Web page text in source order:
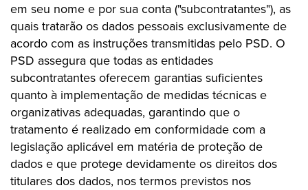
em seu nome e por sua conta ("subcontratantes"), as
quais tratarão os dados pessoais exclusivamente de
acordo com as instruções transmitidas pelo PSD. O
PSD assegura que todas as entidades
subcontratantes oferecem garantias suficientes
quanto à implementação de medidas técnicas e
organizativas adequadas, garantindo que o
tratamento é realizado em conformidade com a
legislação aplicável em matéria de proteção de
dados e que protege devidamente os direitos dos
titulares dos dados, nos termos previstos nos